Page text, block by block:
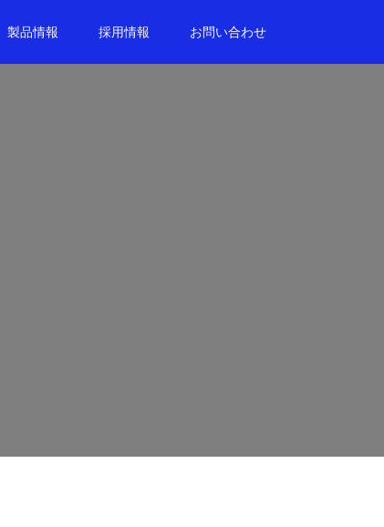
製品情報 採用情報 お問い合わせ